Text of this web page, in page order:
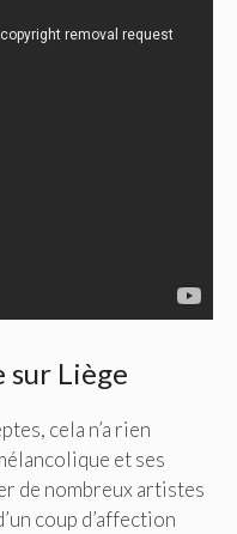
sur Liège
cela n’a rien
et ses
de nombreux artistes
coup d’affection